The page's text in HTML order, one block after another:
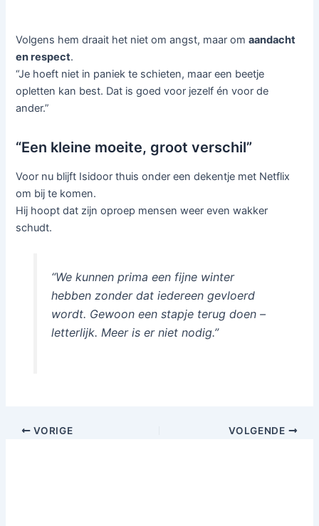
Volgens hem draait het niet om angst, maar omaandacht
en respect.
“Je hoeft niet in paniek te schieten, maar een beetje
opletten kan best. Dat is goed voor jezelf én voor de
ander.”
“Een kleine moeite, groot verschil”
Voor nu blijft Isidoor thuis onder een dekentje met Netflix
om bij te komen.
Hij hoopt dat zijn oproep mensen weer even wakker
schudt.
“We kunnen prima een fijne winter
hebben zonder dat iedereen gevloerd
wordt. Gewoon een stapje terug doen –
letterlijk. Meer is er niet nodig.”
VORIGE VOLGENDE